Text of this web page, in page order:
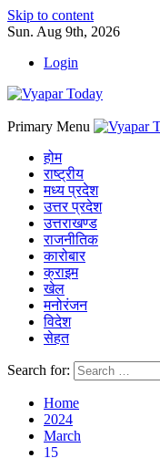
Skip to content
Sun. Aug 9th, 2026
Login
Primary Menu
होम
राष्ट्रीय
मध्य प्रदेश
उत्तर प्रदेश
उत्तराखण्ड
राजनीतिक
कारोबार
क्राइम
खेल
मनोरंजन
विदेश
सेहत
Search for:
Home
2024
March
15